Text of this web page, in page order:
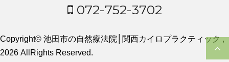
072-752-3702
Copyright© 池田市の自然療法院│関西カイロプラクティック ,
2026 AllRights Reserved.